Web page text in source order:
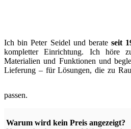
Ich bin Peter Seidel und berateseit
kompletter Einrichtung. Ich höre
Materialien und Funktionen und
Lieferung – für Lösungen, die zu
passen.
Warum wird kein Preis angezeigt?